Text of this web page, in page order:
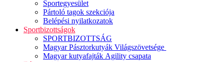
Sportegyesület
Pártoló tagok szekciója
Belépési nyilatkozatok
Sportbizottságok
SPORTBIZOTTSÁG
Magyar Pásztorkutyák Világszövetsége
Magyar kutyafajták Agility csapata